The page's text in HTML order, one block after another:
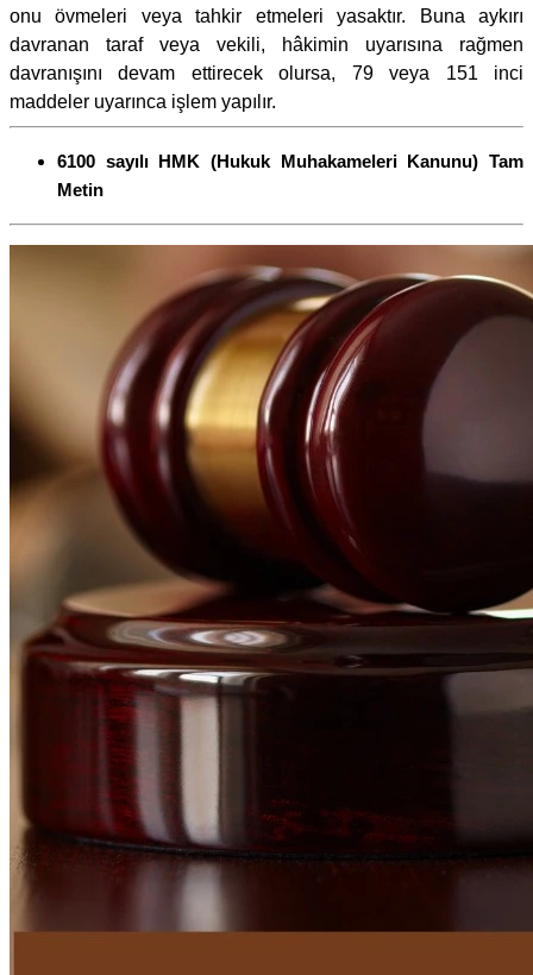
onu övmeleri veya tahkir etmeleri yasaktır. Buna aykırı
davranan taraf veya vekili, hâkimin uyarısına rağmen
davranışını devam ettirecek olursa, 79 veya 151 inci
maddeler uyarınca işlem yapılır.
6100 sayılı HMK (Hukuk Muhakameleri Kanunu) Tam
Metin